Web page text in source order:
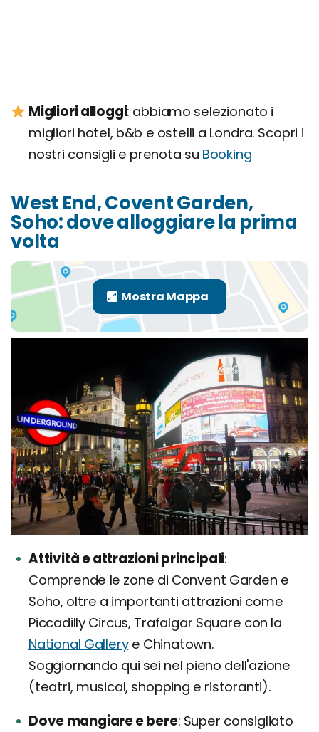
Migliori alloggi: abbiamo selezionato i
migliori hotel, b&b e ostelli a Londra. Scopri i
nostri consigli e prenota su Booking
West End, Covent Garden,
Soho: dove alloggiare la prima
volta
Attività e attrazioni principali
Comprende le zone di Convent Garden e
Soho, oltre a importanti attrazioni come
Piccadilly Circus, Trafalgar Square con la
National Gallerye Chinatown.
Soggiornando qui sei nel pieno dell'azione
(teatri, musical, shopping e ristoranti).
Dove mangiare e bere Super consigliato